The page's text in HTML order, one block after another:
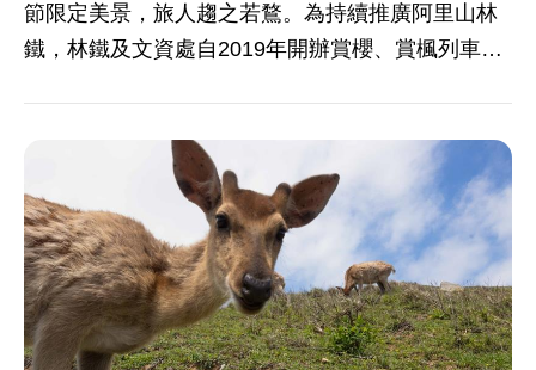
節限定美景，旅人趨之若鶩。為持續推廣阿里山林
鐵，林鐵及文資處自2019年開辦賞櫻、賞楓列車，
賞楓列車)，帶領遊客前往林鐵支線車站(最高海拔
2,451公尺祝山車站、對岳車站、沼平車站、二萬平
車站等)，皆有日本、韓國、歐美語系人士自海外前
來參加，對遊程讚不絕口。